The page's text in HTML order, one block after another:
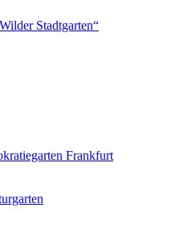
Stadtgarten“
Frankfurt